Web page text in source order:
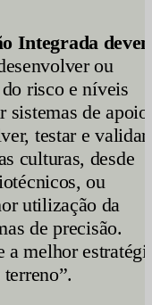
Integrada
ou
risco e níveis
sistemas de apoio
testar e validar
culturas, desde
ou
utilização da
de precisão.
a melhor